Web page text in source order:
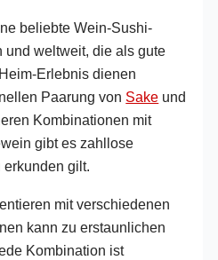
beliebte Wein-Sushi-
und weltweit, die als gute
Erlebnis dienen
Paarung von Sake und
Kombinationen mit
gibt es zahllose
erkunden gilt.
mit verschiedenen
kann zu erstaunlichen
Kombination ist